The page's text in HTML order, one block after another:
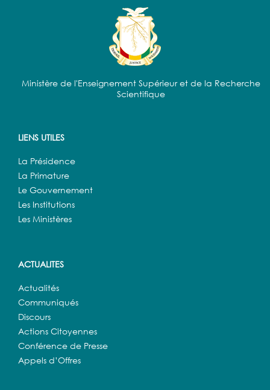
Ministère de l'Enseignement Supérieur et de la Recherche
Scientifique
LIENS UTILES
La Présidence
La Primature
Le Gouvernement
Les Institutions
Les Ministères
ACTUALITES
Actualités
Communiqués
Discours
Actions Citoyennes
Conférence de Presse
Appels d’Offres